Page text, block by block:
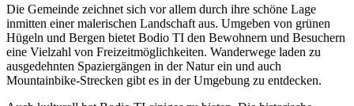
Die Gemeinde zeichnet sich vor allem durch ihre schöne Lage
inmitten einer malerischen Landschaft aus. Umgeben von grünen
Hügeln und Bergen bietet Bodio TI den Bewohnern und Besuchern
eine Vielzahl von Freizeitmöglichkeiten. Wanderwege laden zu
ausgedehnten Spaziergängen in der Natur ein und auch
Mountainbike-Strecken gibt es in der Umgebung zu entdecken.